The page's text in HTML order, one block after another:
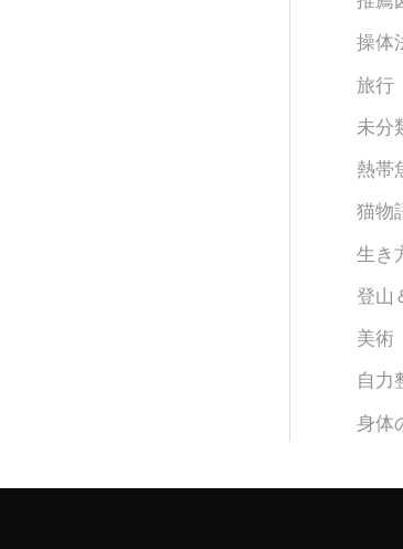
操体
旅行
未分
熱帯
猫物
生き
登山
美術
自力
身体